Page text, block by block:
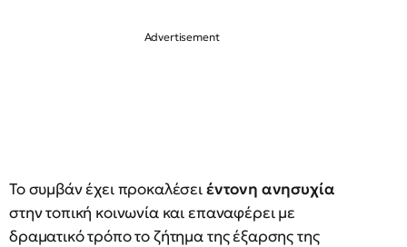
Το συμβάν έχει προκαλέσειέντονη ανησυχία
στην τοπική κοινωνία και επαναφέρει με
δραματικό τρόπο το ζήτημα της έξαρσης της